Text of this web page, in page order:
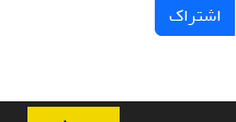
اشتراک